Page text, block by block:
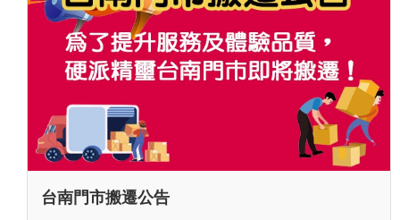
台南門市搬遷公告